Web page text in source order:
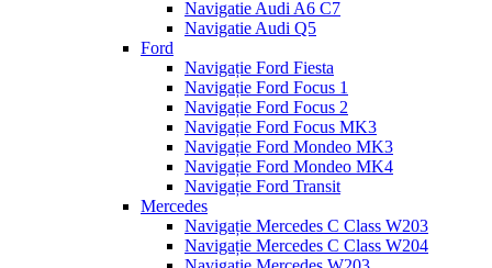
Navigatie Audi A6 C7
Navigatie Audi Q5
Ford
Navigație Ford Fiesta
Navigație Ford Focus 1
Navigație Ford Focus 2
Navigație Ford Focus MK3
Navigație Ford Mondeo MK3
Navigație Ford Mondeo MK4
Navigație Ford Transit
Mercedes
Navigație Mercedes C Class W203
Navigație Mercedes C Class W204